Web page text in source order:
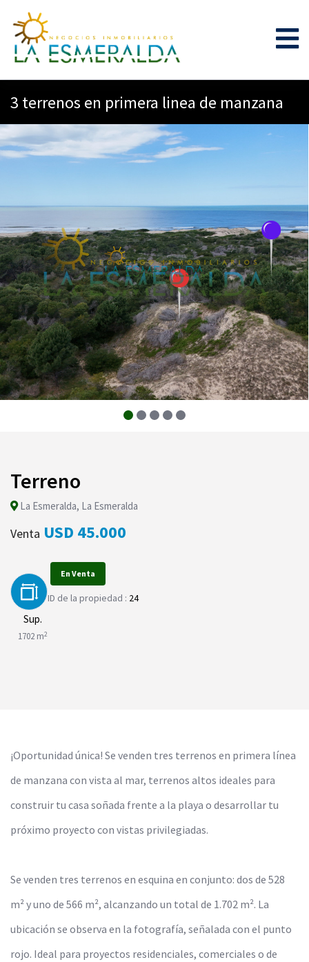
3 terrenos en primera linea de manzana
Terreno
La Esmeralda, La Esmeralda
Venta USD 45.000
Sup.
1702 m2
En Venta
ID de la propiedad : 24
¡Oportunidad única! Se venden tres terrenos en primera línea
de manzana con vista al mar, terrenos altos ideales para
construir tu casa soñada frente a la playa o desarrollar tu
próximo proyecto con vistas privilegiadas.
Se venden tres terrenos en esquina en conjunto: dos de 528
m² y uno de 566 m², alcanzando un total de 1.702 m². La
ubicación se observa en la fotografía, señalada con el punto
rojo. Ideal para proyectos residenciales, comerciales o de